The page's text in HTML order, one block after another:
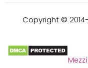
Copyright ©